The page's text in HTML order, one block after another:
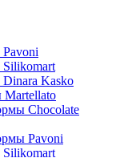
Kasko
Martellato
Chocolate
Pavoni